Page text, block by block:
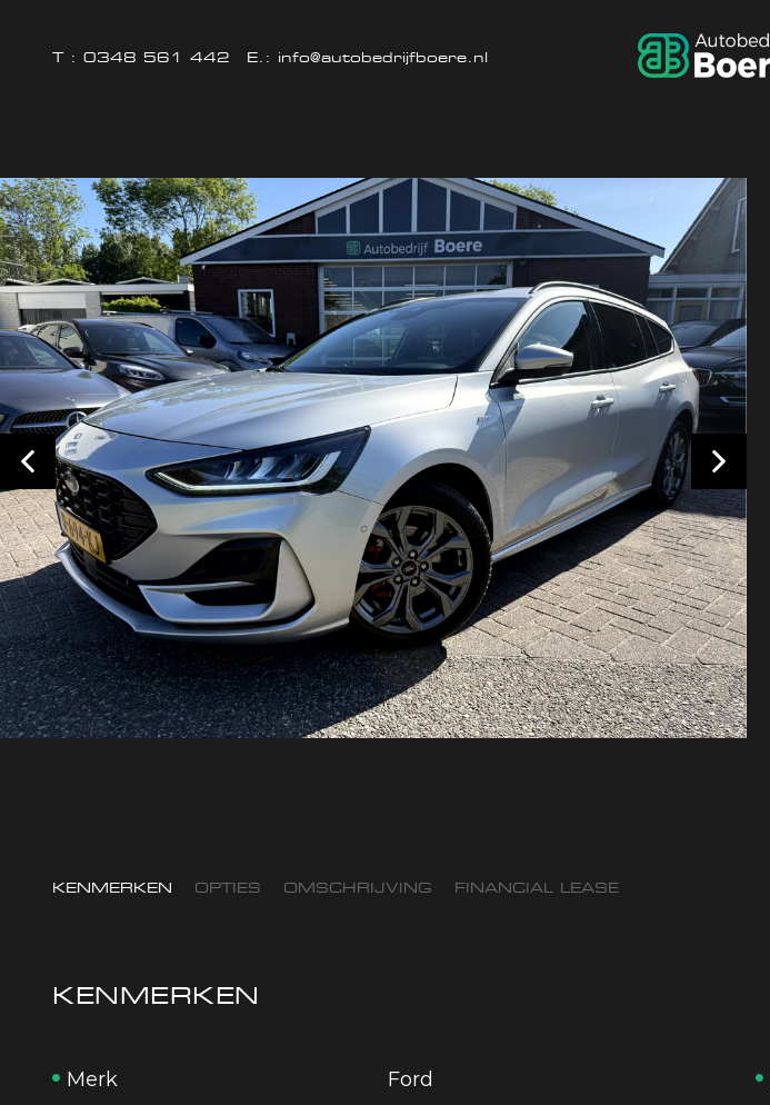
T : 0348 561 442 E.: info@autobedrijfboere.nl
KENMERKEN OPTIES OMSCHRIJVING FINANCIAL LEASE
KENMERKEN
Merk
Ford